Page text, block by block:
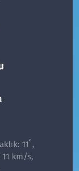
11° ,
11 km/s,